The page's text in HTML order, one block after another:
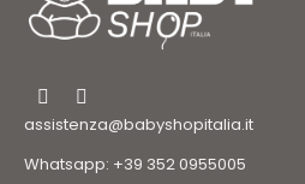
assistenza@babyshopitalia.it
Whatsapp: +39 352 0955005